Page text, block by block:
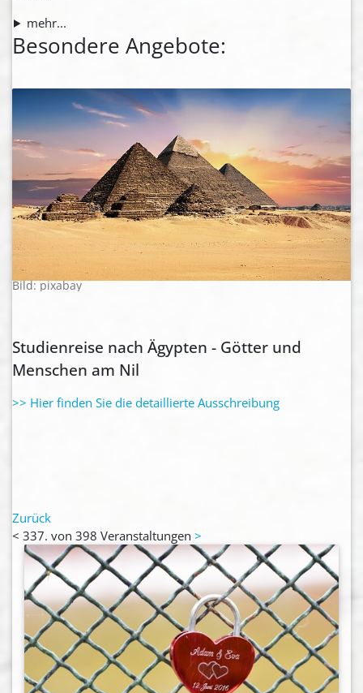
mehr...
Besondere Angebote:
Bild: pixabay
Studienreise nach Ägypten - Götter und
Menschen am Nil
>> Hier finden Sie die detaillierte Ausschreibung
Zurück
< 337. von 398 Veranstaltungen >